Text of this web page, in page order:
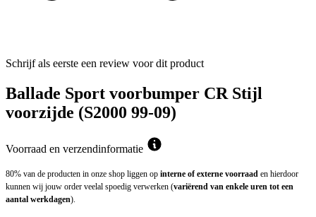
Schrijf als eerste een review voor dit product
Ballade Sport voorbumper CR Stijl
voorzijde (S2000 99-09)
Voorraad en verzendinformatie
80% van de producten in onze shop liggen op interne of externe voorraad en hierdoor
kunnen wij jouw order veelal spoedig verwerken (variërend van enkele uren tot een
aantal werkdagen).